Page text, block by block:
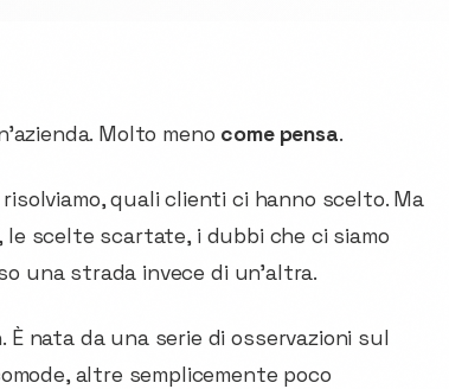
Molto meno come pensa.
quali clienti ci hanno scelto. Ma
scelte scartate, i dubbi che ci siamo
una strada invece di un'altra.
nata da una serie di osservazioni sul
altre semplicemente poco